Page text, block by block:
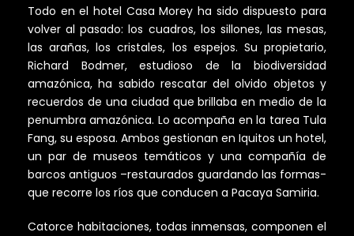
Todo en el hotel Casa Morey ha sido dispuesto para
volver al pasado: los cuadros, los sillones, las mesas,
las arañas, los cristales, los espejos. Su propietario,
Richard Bodmer, estudioso de la biodiversidad
amazónica, ha sabido rescatar del olvido objetos y
recuerdos de una ciudad que brillaba en medio de la
penumbra amazónica. Lo acompaña en la tarea Tula
Fang, su esposa. Ambos gestionan en Iquitos un hotel,
un par de museos temáticos y una compañía de
barcos antiguos –restaurados guardando las formas-
que recorre los ríos que conducen a Pacaya Samiria.
Catorce habitaciones, todas inmensas, componen el